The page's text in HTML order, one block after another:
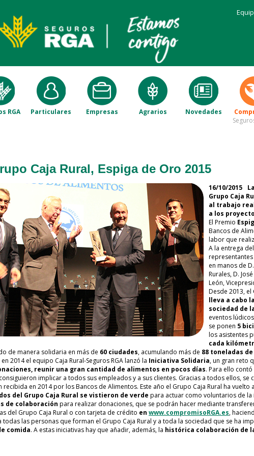
RGA Particulares Empresas Agrarios Novedades
Caja Rural, Espiga de Oro 2015
16/10/2015
Grupo Caja
al trabajo
a los
El Premio
Bancos de
labor que
A la entrega
en manos de
Rurales, D.
León,
Desde 2013, el
lleva a cabo
sociedad de
eventos
se ponen 5 bic
los asistentes
cada
de manera solidaria en más de 60 ciudades, acumulando más de 88 toneladas
2014 el equipo Caja Rural-Seguros RGA lanzó la Iniciativa Solidaria, un gran reto
reunir una gran cantidad de alimentos en pocos días. Para ello
implicar a todos sus empleados y a sus clientes. Gracias a todos ellos,
recibida en 2014 por los Bancos de Alimentos. Este año el Grupo Caja Rural ha
del Grupo Caja Rural se vistieron de verde para actuar como voluntarios de
de colaboración para realizar donaciones, que se podrán hacer mediante
del Grupo Caja Rural o con tarjeta de crédito en www.compromisoRGA.es,
todas las personas que forman el Grupo Caja Rural y a toda la sociedad que se ha
comida. A estas iniciativas hay que añadir, además, la histórica colaboración de